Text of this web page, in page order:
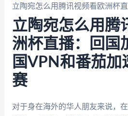
立陶宛怎么用腾讯视频看欧洲杯
立陶宛怎么用腾
洲杯直播：回国
国VPN和番茄加
赛
对于身在海外的华人朋友来说，